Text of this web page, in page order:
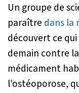
Un groupe de
paraître dans la
découvert ce
demain contre
médicament
l'ostéoporose,